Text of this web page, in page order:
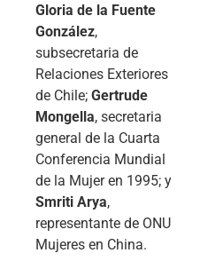
Gloria de la Fuente
González,
subsecretaria de
Relaciones Exteriores
de Chile; Gertrude
Mongella, secretaria
general de la Cuarta
Conferencia Mundial
de la Mujer en 1995; y
Smriti Arya,
representante de ONU
Mujeres en China.